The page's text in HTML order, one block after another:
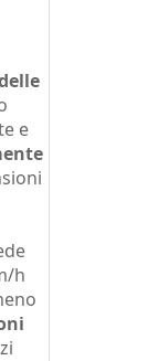
e
h